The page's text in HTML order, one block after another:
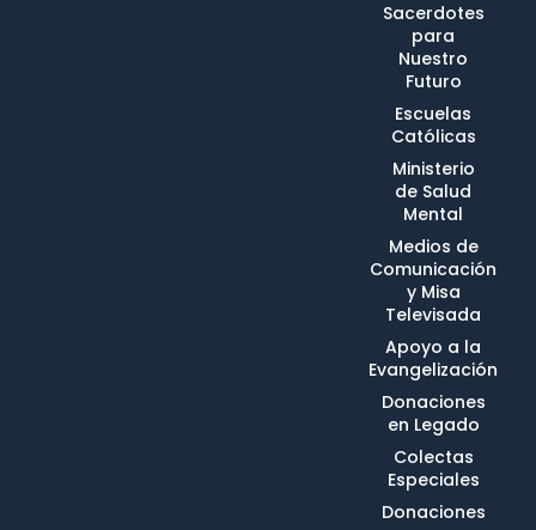
Sacerdotes
para
Nuestro
Futuro
Escuelas
Católicas
Ministerio
de Salud
Mental
Medios de
Comunicación
y Misa
Televisada
Apoyo a la
Evangelización
Donaciones
en Legado
Colectas
Especiales
Donaciones